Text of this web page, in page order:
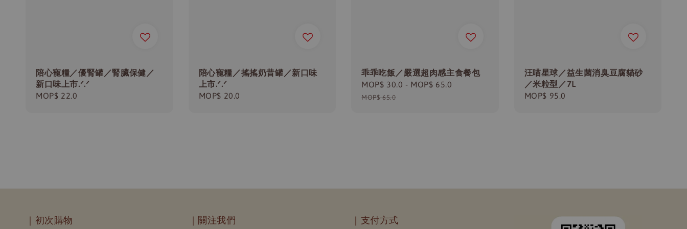
陪心寵糧／優腎罐／腎臟保健／
新口味上市.ᐟ.ᐟ
Regular
MOP$ 22.0
陪心寵糧／搖搖奶昔罐／新口味
上市.ᐟ.ᐟ
Regular
MOP$ 20.0
乖乖吃飯／嚴選超肉感主食餐包
Sale
price
MOP$ 30.0 - MOP$ 65.0
MOP$ 65.0
汪喵星球／益生菌消臭豆腐貓砂
／米粒型／7L
Regular
MOP$ 95.0
｜初次購物 ｜關注我們 ｜支付方式